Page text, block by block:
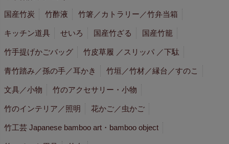
国産竹炭 竹酢液 竹箸／カトラリー／竹弁当箱
キッチン道具 せいろ 国産竹ざる 国産竹籠
竹手提げかごバッグ 竹皮草履 ／スリッパ ／下駄
青竹踏み／孫の手／耳かき 竹垣／竹材／縁台／すのこ
文具／小物 竹のアクセサリー・小物
竹のインテリア／照明 花かご／虫かご
竹工芸 Japanese bamboo art・bamboo object